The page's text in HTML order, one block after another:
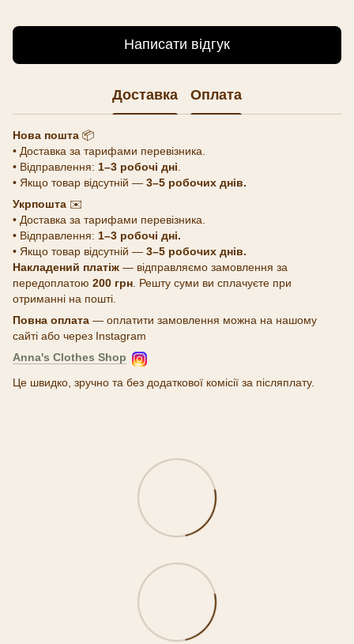
Написати відгук
Доставка Оплата
Нова пошта 📦
• Доставка за тарифами перевізника.
• Відправлення: 1–3 робочі дні
• Якщо товар відсутній — 3–5 робочих днів.
Укрпошта ✉️
• Доставка за тарифами перевізника.
• Відправлення: 1–3 робочі дні.
• Якщо товар відсутній — 3–5 робочих днів.
Накладений платіж — відправляємо замовлення за
передоплатою 200 грн . Решту суми ви сплачуєте при
отриманні на пошті.
Повна оплата — оплатити замовлення можна на нашому
сайті або через Instagram
Anna's Clothes Shop
Це швидко, зручно та без додаткової комісії за післяплату.